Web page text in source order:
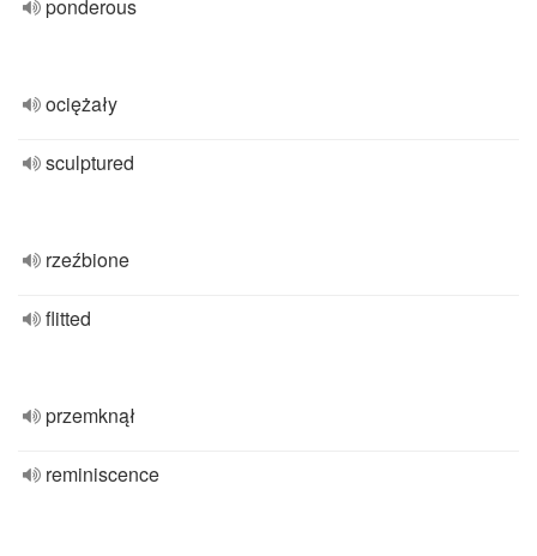
ponderous
ociężały
sculptured
rzeźbione
flitted
przemknął
reminiscence